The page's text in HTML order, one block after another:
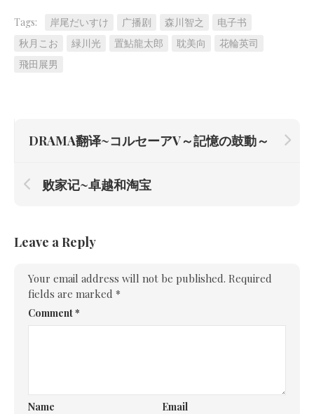
Tags: 岸尾だいすけ 广播剧 森川智之
电子书
秋月こお
緑川光 置鮎龍太郎 耽美向
花輪英司
飛田展男
DRAMA翻译~コルセーアV～記憶の鼓動～
败家记~卓越和淘宝
Leave a Reply
Your email address will not be published. Required
fields are marked *
Comment*
Name Email